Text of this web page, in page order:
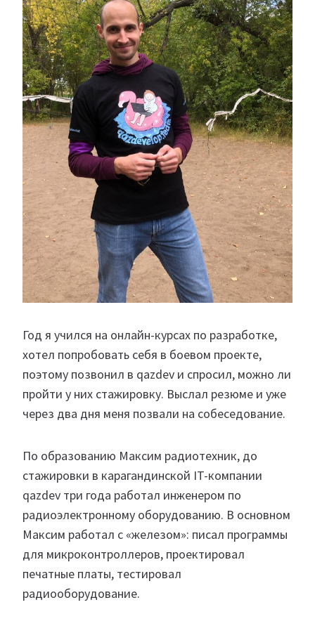
Год я учился на онлайн-курсах по разработке,
хотел попробовать себя в боевом проекте,
поэтому позвонил в qazdev и спросил, можно ли
пройти у них стажировку. Выслал резюме и уже
через два дня меня позвали на собеседование.
По образованию Максим радиотехник, до
стажировки в карагандинской IT-компании
qazdev три года работал инженером по
радиоэлектронному оборудованию. В основном
Максим работал с «железом»: писал программы
для микроконтроллеров, проектировал
печатные платы, тестировал
радиооборудование.